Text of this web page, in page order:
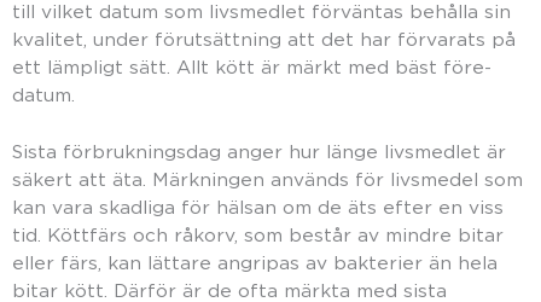
till vilket datum som livsmedlet förväntas behålla sin
kvalitet, under förutsättning att det har förvarats på
ett lämpligt sätt. Allt kött är märkt med bäst före-
datum.
Sista förbrukningsdag anger hur länge livsmedlet är
säkert att äta. Märkningen används för livsmedel som
kan vara skadliga för hälsan om de äts efter en viss
tid. Köttfärs och råkorv, som består av mindre bitar
eller färs, kan lättare angripas av bakterier än hela
bitar kött. Därför är de ofta märkta med sista